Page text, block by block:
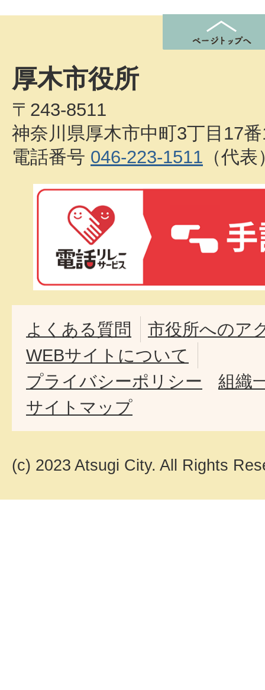
厚木市役所
〒243-8511
神奈川県厚木市中町3丁目17
電話番号 046-223-1511 （代表
よくある質問
市役所へのア
WEBサイトについて
プライバシーポリシー
組織
サイトマップ
(c) 2023 Atsugi City. All Rights